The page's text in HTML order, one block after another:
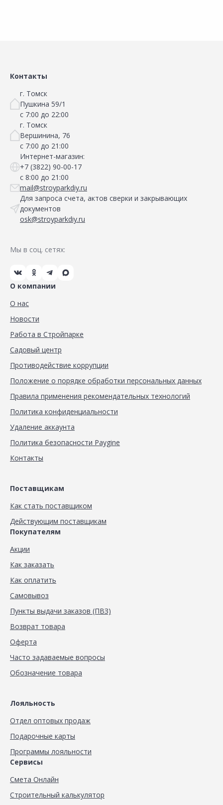
Контакты
г. Томск
Пушкина 59/1
с 7:00 до 22:00
г. Томск
Вершинина, 76
с 7:00 до 21:00
Интернет-магазин:
+7 (3822) 90-00-17
с 8:00 до 21:00
mail@stroyparkdiy.ru
Для запроса счета, актов сверки и закрывающих
документов
osk@stroyparkdiy.ru
Мы в соц. сетях:
О компании
О нас
Новости
Работа в Стройпарке
Садовый центр
Противодействие коррупции
Положение о порядке обработки персональных данных
Правила применения рекомендательных технологий
Политика конфиденциальности
Удаление аккаунта
Политика безопасности Paygine
Контакты
Поставщикам
Как стать поставщиком
Действующим поставщикам
Покупателям
Акции
Как заказать
Как оплатить
Самовывоз
Пункты выдачи заказов (ПВЗ)
Возврат товара
Оферта
Часто задаваемые вопросы
Обозначение товара
Лояльность
Отдел оптовых продаж
Подарочные карты
Программы лояльности
Сервисы
Смета Онлайн
Строительный калькулятор